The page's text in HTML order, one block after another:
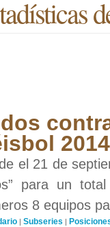
el 21 de
para un
8 equipos
| Subseries |